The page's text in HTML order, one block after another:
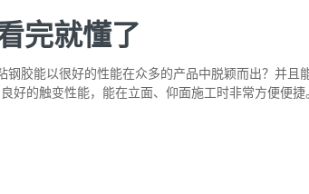
完就懂了
胶能以很好的性能在众多的产品中脱颖而出？并
的触变性能，能在立面、仰面施工时非常方便便